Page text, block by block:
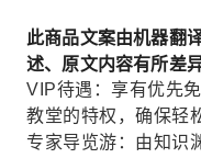
此商品文案由机器翻
述、原文内容有所差
VIP待遇：享有优先
教堂的特权，确保轻
专家导览游：由知识